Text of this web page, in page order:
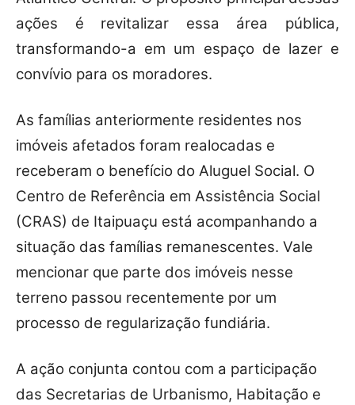
ações é revitalizar essa área pública,
transformando-a em um espaço de lazer e
convívio para os moradores.
As famílias anteriormente residentes nos
imóveis afetados foram realocadas e
receberam o benefício do Aluguel Social. O
Centro de Referência em Assistência Social
(CRAS) de Itaipuaçu está acompanhando a
situação das famílias remanescentes. Vale
mencionar que parte dos imóveis nesse
terreno passou recentemente por um
processo de regularização fundiária.
A ação conjunta contou com a participação
das Secretarias de Urbanismo, Habitação e